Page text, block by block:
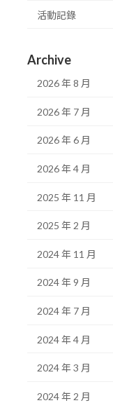
活動記錄
Archive
2026 年 8 月
2026 年 7 月
2026 年 6 月
2026 年 4 月
2025 年 11 月
2025 年 2 月
2024 年 11 月
2024 年 9 月
2024 年 7 月
2024 年 4 月
2024 年 3 月
2024 年 2 月